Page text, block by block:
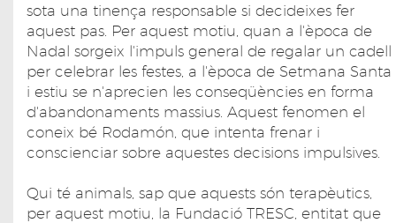
sota una tinença responsable si decideixes fer
aquest pas. Per aquest motiu, quan a l'època de
Nadal sorgeix l'impuls general de regalar un cadell
per celebrar les festes, a l'època de Setmana Santa
i estiu se n'aprecien les conseqüències en forma
d'abandonaments massius. Aquest fenomen el
coneix bé Rodamón, que intenta frenar i
conscienciar sobre aquestes decisions impulsives.
Qui té animals, sap que aquests són terapèutics,
per aquest motiu, la Fundació TRESC, entitat que